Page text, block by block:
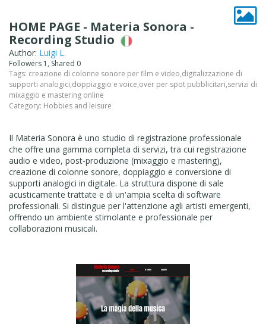
HOME PAGE - Materia Sonora -
Recording Studio
Author: Luigi L.
Followers 1, Shared 0
Tags: creazione di colonne sonore per film e video,digitalizzazione di
supporti analogici,doppiaggio e voice,over per spot pubblicitari,servizi di
mixaggio e mastering online
Category: Hobbies and leisure
Il Materia Sonora è uno studio di registrazione professionale
che offre una gamma completa di servizi, tra cui registrazione
audio e video, post-produzione (mixaggio e mastering),
creazione di colonne sonore, doppiaggio e conversione di
supporti analogici in digitale. La struttura dispone di sale
acusticamente trattate e di un'ampia scelta di software
professionali. Si distingue per l'attenzione agli artisti emergenti,
offrendo un ambiente stimolante e professionale per
collaborazioni musicali.